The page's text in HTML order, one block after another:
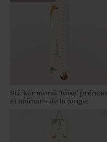
Sticker mural "toise" prénom
et animaux de la jungle